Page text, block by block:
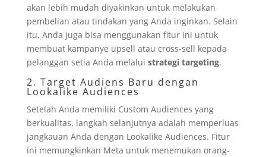
akan lebih mudah diyakinkan untuk melakukan
pembelian atau tindakan yang Anda inginkan. Selain
itu, Anda juga bisa menggunakan fitur ini untuk
membuat kampanye upsell atau cross-sell kepada
pelanggan setia Anda melalui strategi targeting.
2. Target Audiens Baru dengan
Lookalike Audiences
Setelah Anda memiliki Custom Audiences yang
berkualitas, langkah selanjutnya adalah memperluas
jangkauan Anda dengan Lookalike Audiences. Fitur
ini memungkinkan Meta untuk menemukan orang-